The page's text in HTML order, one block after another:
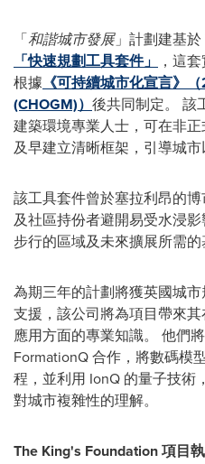
「和諧城市發展」計劃建基
「快速規劃工具套件」
，這
根據 《可持續城市化宣言》（
(CHOGM)） 後共同制定。 該
建築環境專業人士，可在非
及早建立清晰框架，引導城市
該工具套件曾於塞拉利昂的
及社區持份者避開易受水浸
步行的區域及未來擴展所需的
為期三年的計劃將獲英國城
支援，該公司將為項目帶來
應用方面的專業知識。 他們
FormationQ 合作，將數碼模
程，並利用 IonQ 的量子技術
對城市複雜性的理解。
The King's Foundation 項目